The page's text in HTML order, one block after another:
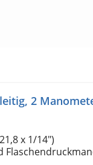
2
x 1/14")